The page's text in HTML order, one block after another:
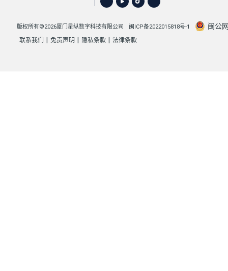
版权所有©2026厦门星纵数字科技有限公司 闽ICP备2022015818号-1 闽公
联系我们 免责声明 隐私条款 法律条款